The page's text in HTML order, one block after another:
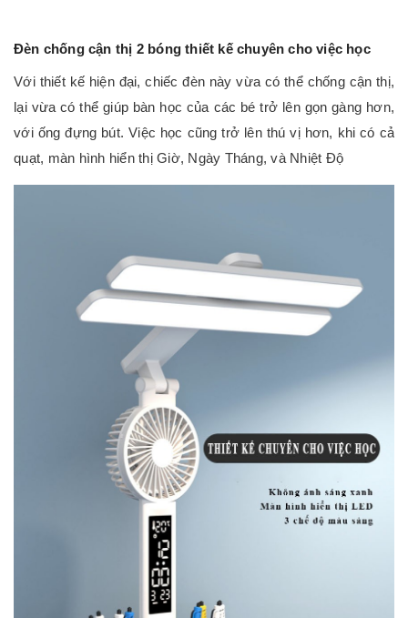
Đèn chống cận thị 2 bóng thiết kế chuyên cho việc học
Với thiết kế hiện đại, chiếc đèn này vừa có thể chống cận thị,
lại vừa có thể giúp bàn học của các bé trở lên gọn gàng hơn,
với ống đựng bút. Việc học cũng trở lên thú vị hơn, khi có cả
quạt, màn hình hiển thị Giờ, Ngày Tháng, và Nhiệt Độ